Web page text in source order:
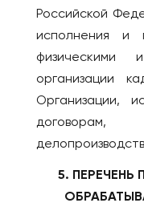
Российской
исполнения и
физическими
организации
Организации,
договорам,
5.